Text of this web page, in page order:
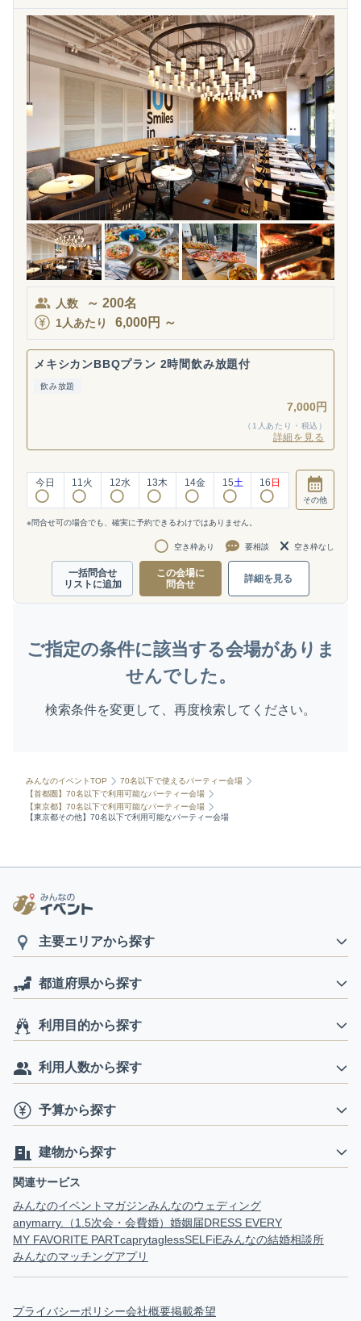
人数 ～ 200名
1人あたり 6,000円 ～
メキシカンBBQプラン 2時間飲み放題付
飲み放題
7,000円
（1人あたり・税込）
詳細を見る
今日 11 火 12水 13木 14金 15土 16 日
その他
※問合せ可の場合でも、確実に予約できるわけではありません。
空き枠あり 要相談 空き枠なし
一括問合せ
リストに追加
この会場に
問合せ
詳細を見る
ご指定の条件に該当する会場がありま
せんでした。
検索条件を変更して、再度検索してください。
みんなのイベントTOP
70名以下で使えるパーティー会場
【首都圏】70名以下で利用可能なパーティー会場
【東京都】70名以下で利用可能なパーティー会場
【東京都その他】70名以下で利用可能なパーティー会場
主要エリアから探す
都道府県から探す
利用目的から探す
利用人数から探す
予算から探す
建物から探す
関連サービス
みんなのイベントマガジンみんなのウェディング
anymarry.（1.5次会・会費婚） 婚姻届DRESS EVERY
MY FAVORITE PARTcaprytaglessSELFiEみんなの結婚相談所
みんなのマッチングアプリ
プライバシーポリシー会社概要掲載希望